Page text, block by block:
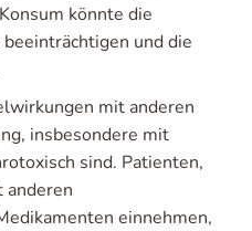
könnte die
und die
mit anderen
insbesondere mit
sind. Patienten,
anderen
einnehmen,